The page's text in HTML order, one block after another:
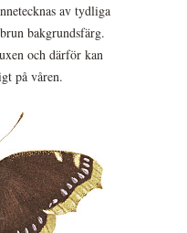
av tydliga
bakgrundsfärg.
och därför kan
på våren.